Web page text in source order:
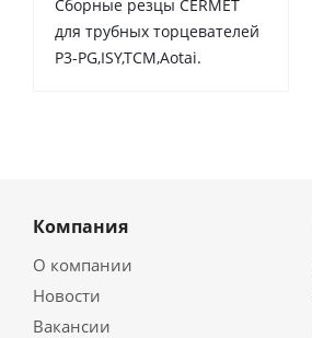
Сборные резцы CERMET
для трубных торцевателей
P3-PG,ISY,TCM,Aotai.
Компания
О компании
Новости
Вакансии